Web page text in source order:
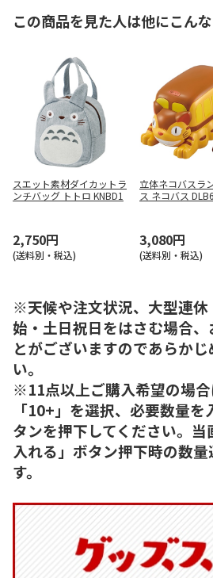
この商品を見た人は他にこん
スエット素材ダイカットラ
ンチバッグ トトロ KNBD1
2,750円
(送料別・税込)
立体ネコバスラ
ス ネコバス DLB6
3,080円
(送料別・税込)
※天候や注文状況、大型連休
始・土日祝日をはさむ場合
とがございますのであらか
い。
※11点以上ご購入希望の場
「10+」を選択、必要数量
タンを押下してください。
入れる」ボタン押下時の数
す。